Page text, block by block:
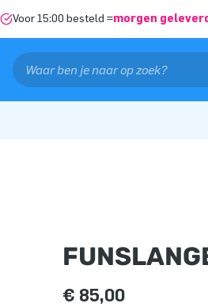
Voor 15:00 besteld =morgen geleverd
€ 85,00